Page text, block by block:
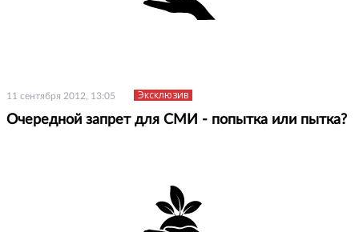
11 сентября 2012, 13:05 Эксклюзив
Очередной запрет для СМИ - попытка или пытка?